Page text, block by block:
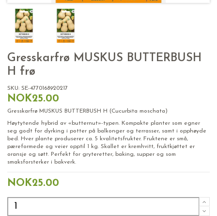
Gresskarfrø MUSKUS BUTTERBUSH
H frø
SKU: SE-4770168920217
NOK25.00
Gresskarfrø MUSKUS BUTTERBUSH H (Cucurbita moschata)
Høytytende hybrid av «butternut»-typen. Kompakte planter som egner
seg godt for dyrking i potter på balkonger og terrasser, samt i opphøyde
bed. Hver plante produserer ca. 5 kvalitetsfrukter. Fruktene er små,
pæreformede og veier opptil 1 kg. Skallet er kremhvitt, fruktkjøttet er
oransje og søtt. Perfekt for gryteretter, baking, supper og som
smaksforsterker i bakverk.
NOK25.00